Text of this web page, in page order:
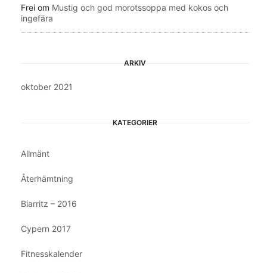
Frei om Mustig och god morotssoppa med kokos och
ingefära
ARKIV
oktober 2021
KATEGORIER
Allmänt
Återhämtning
Biarritz – 2016
Cypern 2017
Fitnesskalender